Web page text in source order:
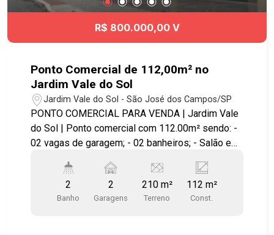
R$ 800.000,00 V
Ponto Comercial de 112,00m² no
Jardim Vale do Sol
Jardim Vale do Sol - São José dos Campos/SP
PONTO COMERCIAL PARA VENDA | Jardim Vale
do Sol | Ponto comercial com 112.00m² sendo: -
02 vagas de garagem; - 02 banheiros; - Salão e
Santana x Rua Abaré x Linha verde.
2
Banho
2
Garagens
210 m²
Terreno
112 m²
Const.